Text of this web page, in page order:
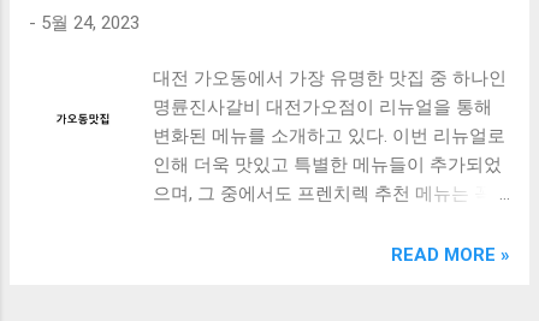
도 많고, 가격도 다양해서 결정이 많이 어려우시죠? 특히 블
없습니다. 다양한 상품들을 상세스펙 과 가격 을 꼼꼼히 비교
해서 구매하실 수 있도록 순위 추천 해드릴게요. 특가상품 보
러가기 추천상품 Best 유니콘 멀티페어링 스마트폰 태블릿
거치형 저소음 블루투스 키보드, BK-500SB, 일반형, 블랙 유
니콘 멀티페어링 스마트폰 태...
- 5월 24, 2023
대전 가오동에서 가장 유명한 맛집 중 하나인
명륜진사갈비 대전가오점이 리뉴얼을 통해
변화된 메뉴를 소개하고 있다. 이번 리뉴얼로
인해 더욱 맛있고 특별한 메뉴들이 추가되었
으며, 그 중에서도 프렌치렉 추천 메뉴는 꼭
트에서는 명륜진사갈비 대전가오점의 리뉴
READ MORE »